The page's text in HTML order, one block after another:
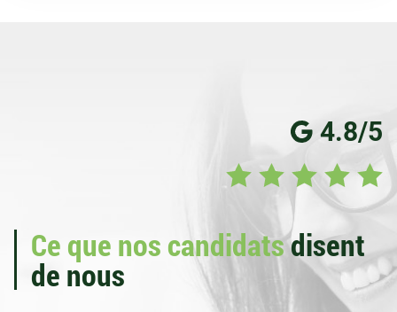
4.8/5
Ce que nos candidatsdisent
de nous